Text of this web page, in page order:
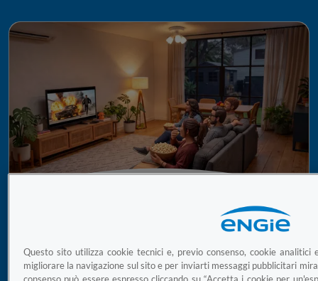
emozioni con le offerte TV di Sky
Questo sito utilizza cookie tecnici e, previo consenso, cookie
migliorare la navigazione sul sito e per inviarti messaggi pubblicitari
consenso può essere espresso cliccando su “Accetta i cookie per